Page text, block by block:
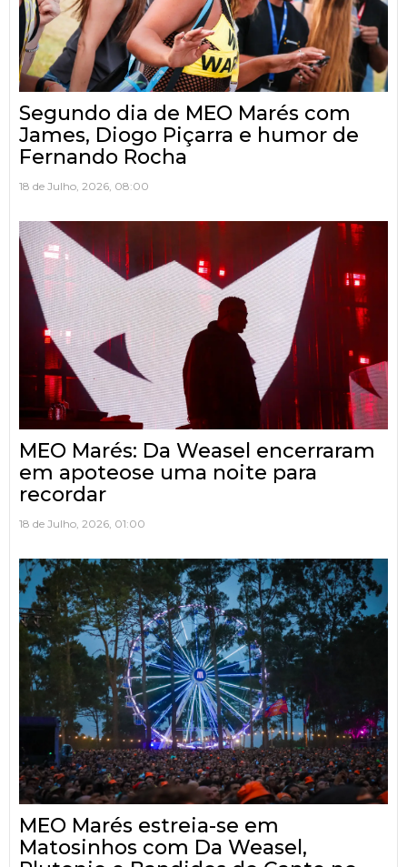
Segundo dia de MEO Marés com
James, Diogo Piçarra e humor de
Fernando Rocha
18 de Julho, 2026, 08:00
MEO Marés: Da Weasel encerraram
em apoteose uma noite para
recordar
18 de Julho, 2026, 01:00
MEO Marés estreia-se em
Matosinhos com Da Weasel,